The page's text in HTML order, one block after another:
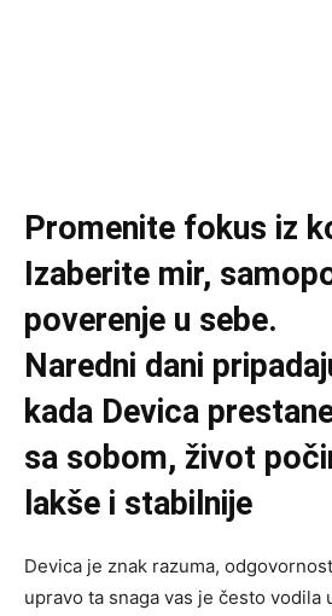
Promenite fokus iz
Izaberite mir,
poverenje u sebe.
Naredni dani
kada Devica
sa sobom, život
lakše i stabilnije
Devica je znak razuma,
upravo ta snaga vas je često vodila